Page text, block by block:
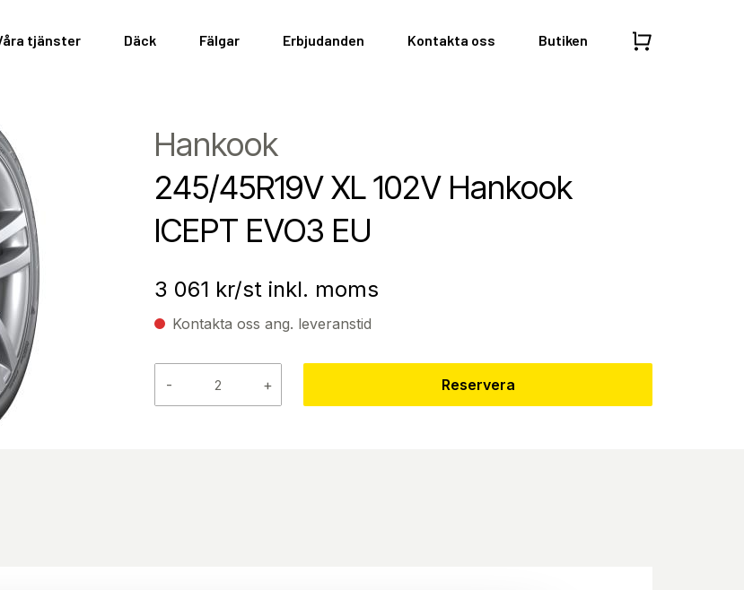
tjänster Däck Fälgar Erbjudanden Kontakta oss Butiken
Hankook
245/45R19V XL 102V Hankook
ICEPT EVO3 EU
3 061 kr/st inkl. moms
Kontakta oss ang. leveranstid
- + Reservera